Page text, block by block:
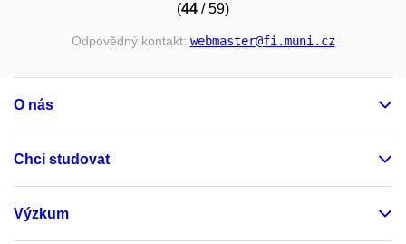
(44 / 59)
Odpovědný kontakt: webmaster@fi.muni.cz
O nás
Chci studovat
Výzkum